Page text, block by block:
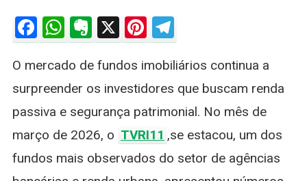
20%
Março
E
Superam
Facebook
WhatsApp
Evernote
X Pinterest
Telegram
O mercado de fundos imobiliários continua a
surpreender os investidores que buscam renda
passiva e segurança patrimonial. No mês de
março de 2026, o TVRI11 ,se estacou, um dos
fundos mais observados do setor de agências